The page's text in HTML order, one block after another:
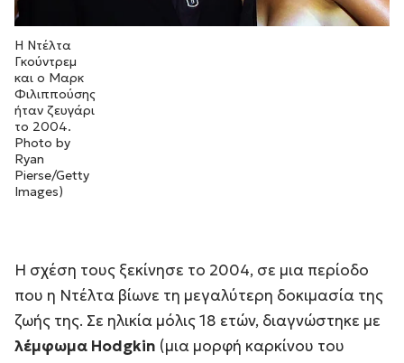
Η Ντέλτα
Γκούντρεμ
και ο Μαρκ
Φιλιππούσης
ήταν ζευγάρι
το 2004.
Photo by
Ryan
Pierse/Getty
Images)
Η σχέση τους ξεκίνησε το 2004, σε μια περίοδο
που η Ντέλτα βίωνε τη μεγαλύτερη δοκιμασία της
ζωής της. Σε ηλικία μόλις 18 ετών, διαγνώστηκε με
λέμφωμα Hodgkin (μια μορφή καρκίνου του